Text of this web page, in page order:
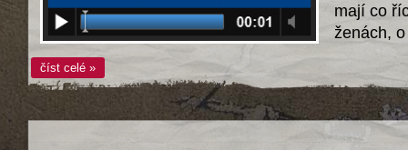
mají co
ženách,
číst celé »